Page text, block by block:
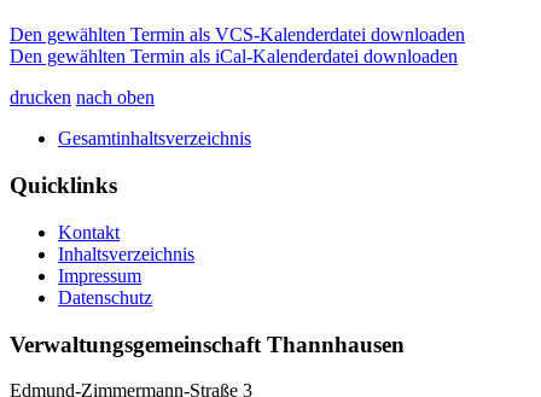
Den gewählten Termin als VCS-Kalenderdatei downloaden
Den gewählten Termin als iCal-Kalenderdatei downloaden
drucken nach oben
Gesamtinhaltsverzeichnis
Quicklinks
Kontakt
Inhaltsverzeichnis
Impressum
Datenschutz
Verwaltungsgemeinschaft Thannhausen
Edmund-Zimmermann-Straße 3